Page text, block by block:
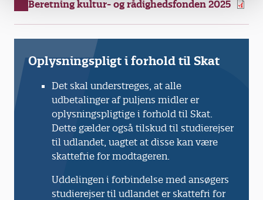
Beretning kultur- og rådighedsfonden 2025
Oplysningspligt i forhold til Skat
Det skal understreges, at alle
udbetalinger af puljens midler er
oplysningspligtige i forhold til Skat.
Dette gælder også tilskud til studierejser
til udlandet, uagtet at disse kan være
skattefrie for modtageren.
Uddelingen i forbindelse med ansøgers
studierejser til udlandet er skattefri for